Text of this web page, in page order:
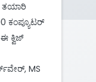
ತಯಾರಿ
ಕಂಪ್ಯೂಟರ್
ಈ ಕ್ವಿಜ್
MS